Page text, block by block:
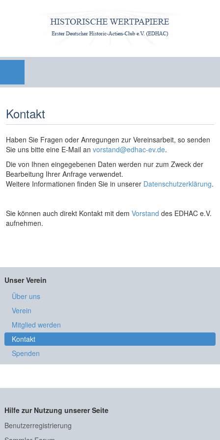
Kontakt
Haben Sie Fragen oder Anregungen zur Vereinsarbeit, so senden
Sie uns bitte eine E-Mail anvorstand@edhac-ev.de.
Die von Ihnen eingegebenen Daten werden nur zum Zweck der
Bearbeitung Ihrer Anfrage verwendet.
Weitere Informationen finden Sie in unserer Datenschutzerklärung.
Sie können auch direkt Kontakt mit demVorstand des EDHAC e.V.
aufnehmen.
Unser Verein
Über uns
Verein
Mitglied werden
Kontakt
Spenden
Hilfe zur Nutzung unserer Seite
Benutzerregistrierung